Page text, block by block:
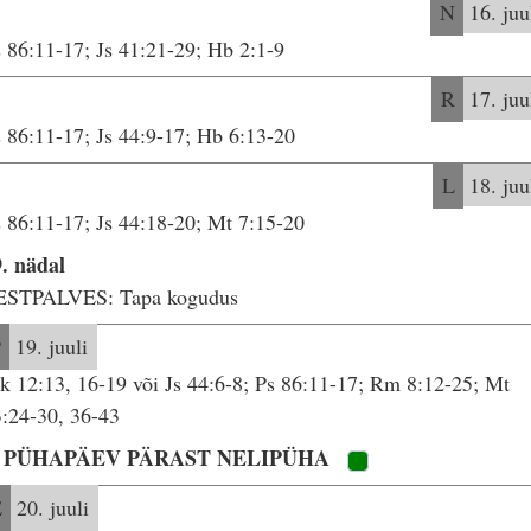
N
16.
86:11-17; Js 41:21-29; Hb 2:1-9
R
17.
86:11-17; Js 44:9-17; Hb 6:13-20
L
18.
86:11-17; Js 44:18-20; Mt 7:15-20
nädal
Tapa kogudus
19. juuli
12:13, 16-19 või Js 44:6-8; Ps 86:11-17; Rm 8:12-25; Mt
30, 36-43
PÄRAST NELIPÜHA
20. juuli